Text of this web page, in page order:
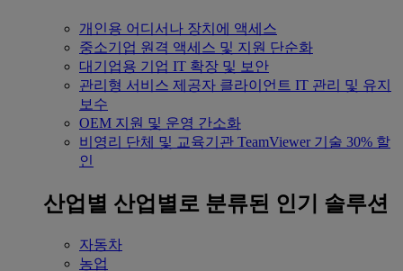
개인용 어디서나 장치에 액세스
중소기업 원격 액세스 및 지원 단순화
대기업용 기업 IT 확장 및 보안
관리형 서비스 제공자 클라이언트 IT 관리 및 유지
보수
OEM 지원 및 운영 간소화
비영리 단체 및 교육기관 TeamViewer 기술 30% 할
인
산업별 산업별로 분류된 인기 솔루션
자동차
농업